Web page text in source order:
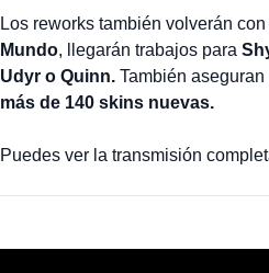
Los reworks también volverán
Mundo, llegarán trabajos para
Udyr o Quinn. También
más de 140 skins nuevas.
Puedes ver la transmisión